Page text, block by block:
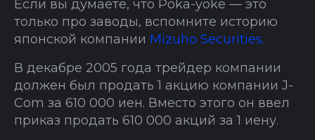
Если вы думаете, что Poka-yoke — это
только про заводы, вспомните историю
японской компании Mizuho Securities.
В декабре 2005 года трейдер компании
должен был продать 1 акцию компании J-
Com за 610 000 иен. Вместо этого он ввел
приказ продать 610 000 акций за 1 иену.